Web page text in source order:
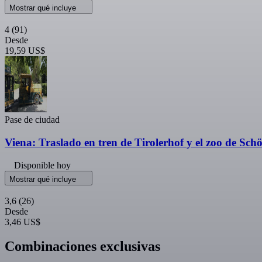
Mostrar qué incluye
4 (91)
Desde
19,59 US$
Pase de ciudad
Viena: Traslado en tren de Tirolerhof y el zoo de
Disponible hoy
Mostrar qué incluye
3,6 (26)
Desde
3,46 US$
Combinaciones exclusivas